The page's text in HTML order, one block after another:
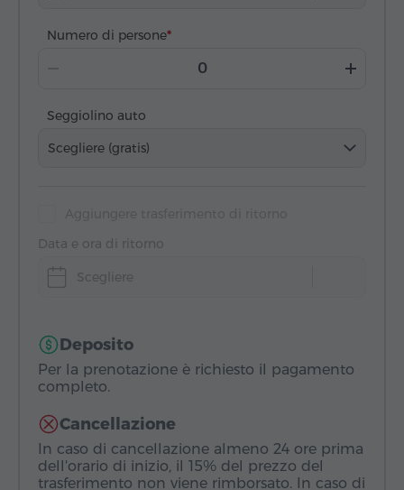
Numero di persone
Seggiolino auto
Scegliere (gratis)
Data e ora di ritorno
Scegliere
Deposito
Per la prenotazione è richiesto il pagamento
completo.
Cancellazione
In caso di cancellazione almeno 24 ore prima
dell'orario di inizio, il 15% del prezzo del
trasferimento non viene rimborsato. In caso di